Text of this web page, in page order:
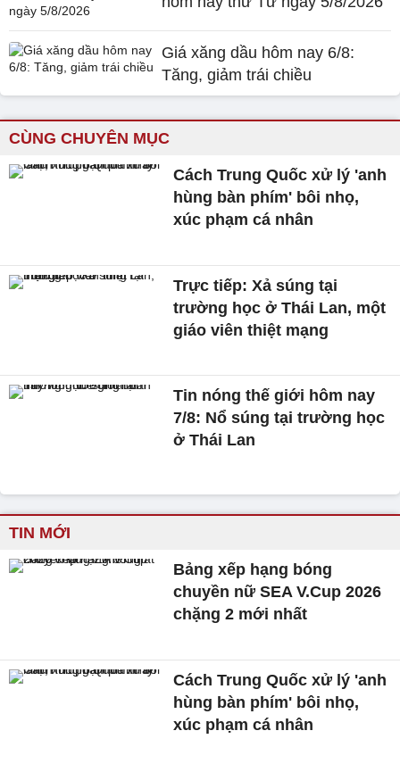
Giá xăng dầu hôm nay 6/8:
Tăng, giảm trái chiều
CÙNG CHUYÊN MỤC
Cách Trung Quốc xử lý 'anh
hùng bàn phím' bôi nhọ,
xúc phạm cá nhân
Trực tiếp: Xả súng tại
trường học ở Thái Lan, một
giáo viên thiệt mạng
Tin nóng thế giới hôm nay
7/8: Nổ súng tại trường học
ở Thái Lan
TIN MỚI
Bảng xếp hạng bóng
chuyền nữ SEA V.Cup 2026
chặng 2 mới nhất
Cách Trung Quốc xử lý 'anh
hùng bàn phím' bôi nhọ,
xúc phạm cá nhân